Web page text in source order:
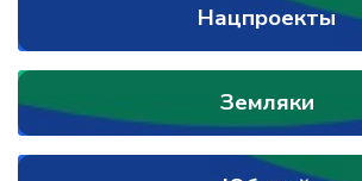
Нацпроекты
Земляки